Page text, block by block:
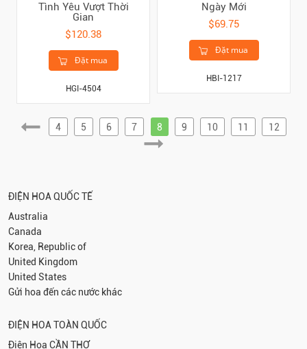
Tình Yêu Vượt Thời
Gian
$120.38
Đặt mua
HGI-4504
Ngày Mới
$69.75
Đặt mua
HBI-1217
4 5 6 7 8 9 10 11 12
ĐIỆN HOA QUỐC TẾ
Australia
Canada
Korea, Republic of
United Kingdom
United States
Gửi hoa đến các nước khác
ĐIỆN HOA TOÀN QUỐC
Điện Hoa CẦN THƠ